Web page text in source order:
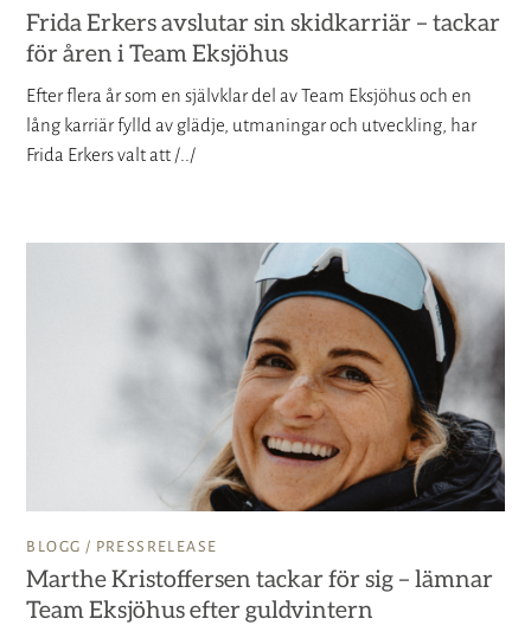
Frida Erkers avslutar sin skidkarriär – tackar
för åren i Team Eksjöhus
Efter flera år som en självklar del av Team Eksjöhus och en
lång karriär fylld av glädje, utmaningar och utveckling, har
Frida Erkers valt att /../
BLOGG / PRESSRELEASE
Marthe Kristoffersen tackar för sig – lämnar
Team Eksjöhus efter guldvintern